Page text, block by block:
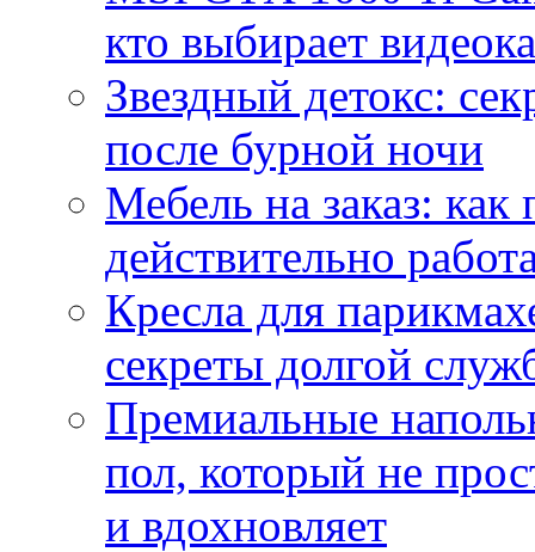
кто выбирает
Звездный детокс:
после бурной ночи
Мебель на заказ:
действительно
Кресла для
секреты долгой
Премиальные
пол, который не
и вдохновляет